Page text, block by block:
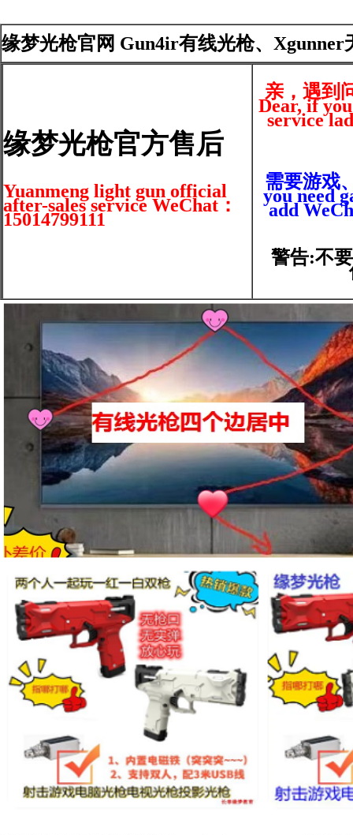
缘梦光枪官网 Gun4ir有线光枪、
缘梦光枪官方售后
Yuanmeng light gun official
after-sales service WeChat：
15014799111
亲，遇到
Dear, if
service
需要游戏
you need
add
警告:不